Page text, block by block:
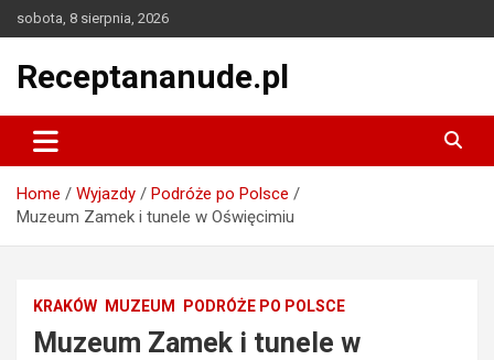
to
sobota, 8 sierpnia, 2026
Receptananude.pl
Home Wyjazdy
Podróże po Polsce
Muzeum Zamek i tunele w Oświęcimiu
KRAKÓW MUZEUM PODRÓŻE PO POLSCE
Muzeum Zamek i tunele w